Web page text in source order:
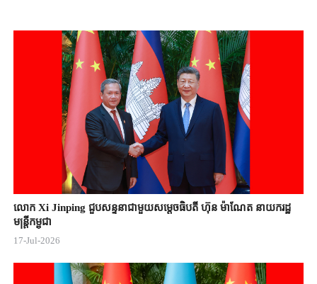
លោក Xi Jinping ជួបសន្ទនាជាមួយសម្តេចធិបតី ហ៊ុន ម៉ាណែត នាយករដ្ឋ
មន្ត្រីកម្ពុជា
17-Jul-2026